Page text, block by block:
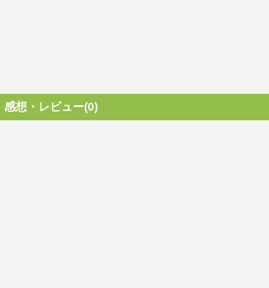
感想・レビュー(0)